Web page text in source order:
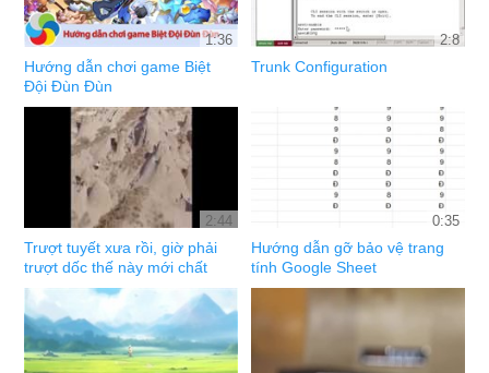
1:36
Hướng dẫn chơi game Biệt
Đội Đùn Đùn
2:8
Trunk Configuration
2:44
Trượt tuyết xưa rồi, giờ phải
trượt dốc thế này mới chất
0:35
Hướng dẫn gỡ bảo vệ trang
tính Google Sheet